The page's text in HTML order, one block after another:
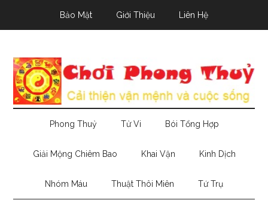
Bảo Mật Giới Thiệu Liên Hệ
Phong Thuỷ Tử Vi Bói Tổng Hợp
Giải Mộng Chiêm Bao Khai Vận Kinh Dịch
Nhóm Máu Thuật Thôi Miên Tứ Trụ